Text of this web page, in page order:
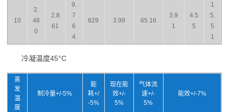
10
2.
46
0
2.8
61
9.
7
6
4
629 3.99 65.16
3.9
1
4.5
5
1
5.
5
1
冷凝温度45°C
蒸
发
温
度
制冷量+/-5%
能
耗+/
-5%
现在能
效+/-
5%
气体流
速+/-
5%
能效+/-7%